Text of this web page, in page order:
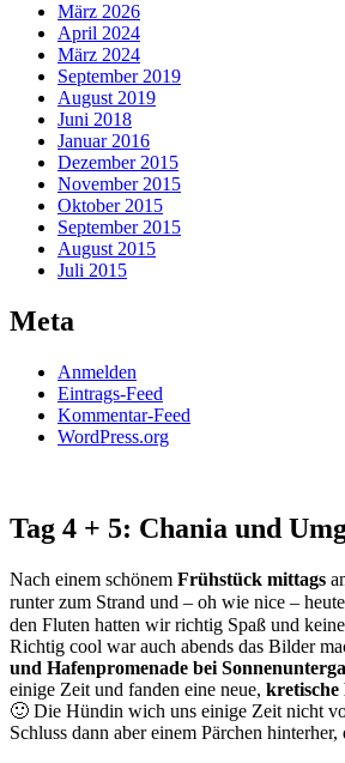
März 2026
April 2024
März 2024
September 2019
August 2019
Juni 2018
Januar 2016
Dezember 2015
November 2015
Oktober 2015
September 2015
August 2015
Juli 2015
Meta
Anmelden
Eintrags-Feed
Kommentar-Feed
WordPress.org
Tag 4 + 5: Chania und
Nach einem schönem Frühstück mittags
runter zum Strand und – oh wie nice –
den Fluten hatten wir richtig Spaß und
Richtig cool war auch abends das Bilder
und Hafenpromenade bei
einige Zeit und fanden eine neue,
🙂 Die Hündin wich uns einige Zeit nicht
Schluss dann aber einem Pärchen